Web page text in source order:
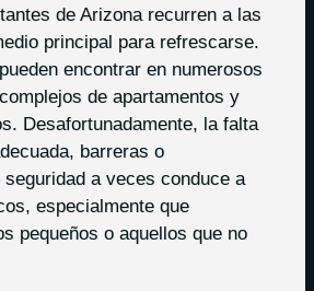
de Arizona recurren a las
principal para refrescarse.
encontrar en numerosos
de apartamentos y
Desafortunadamente, la falta
barreras o
a veces conduce a
especialmente que
pequeños o aquellos que no